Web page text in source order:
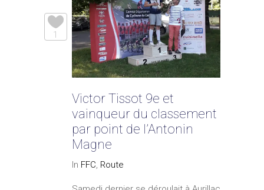
1
Victor Tissot 9e et
vainqueur du classement
par point de l’Antonin
Magne
In FFC, Route